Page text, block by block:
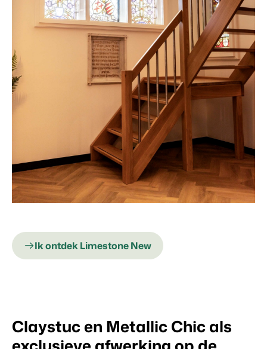
Ik ontdek Limestone New
Claystuc en Metallic Chic als